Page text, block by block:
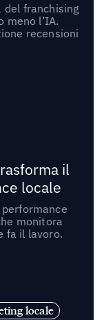
del franchising
l’IA.
recensioni
il
locale
monitora
fa il lavoro.
locale